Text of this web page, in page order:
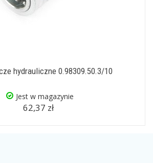
hydrauliczne 0.98309.50.3/10
Jest w magazynie
62,37 zł